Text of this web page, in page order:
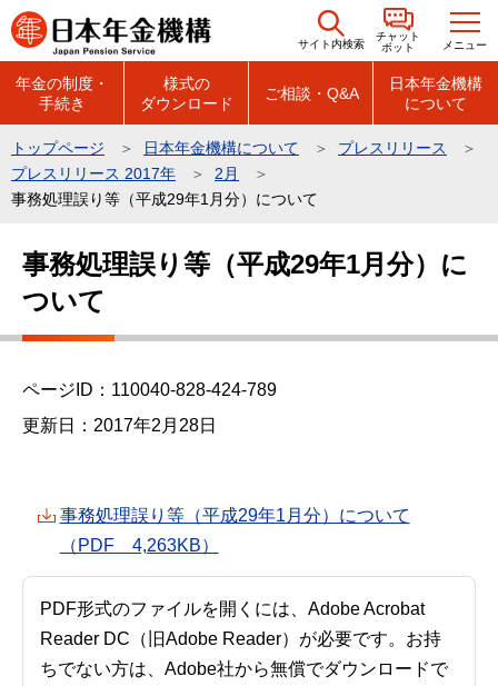
こ
の
の
先
サイト内検索
チャット
ボット
メニュー
年金の制度・
手続き
様式の
ダウンロード
ご相談・Q&A
日本年金機構
について
トップページ 日本年金機構について
プレスリリース
プレスリリース 2017年
2月
事務処理誤り等（平成29年1月分）について
事務処理誤り等（平成29年1月分）に
ついて
ページID：110040-828-424-789
更新日：2017年2月28日
事務処理誤り等（平成29年1月分）について
（PDF 4,263KB）
PDF形式のファイルを開くには、Adobe Acrobat
Reader DC（旧Adobe Reader）が必要です。お持
ちでない方は、Adobe社から無償でダウンロードで